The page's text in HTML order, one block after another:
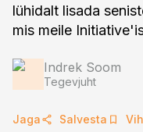
lühidalt lisada
mis meile
Indrek Soom
Tegevjuht
Jaga Salvesta